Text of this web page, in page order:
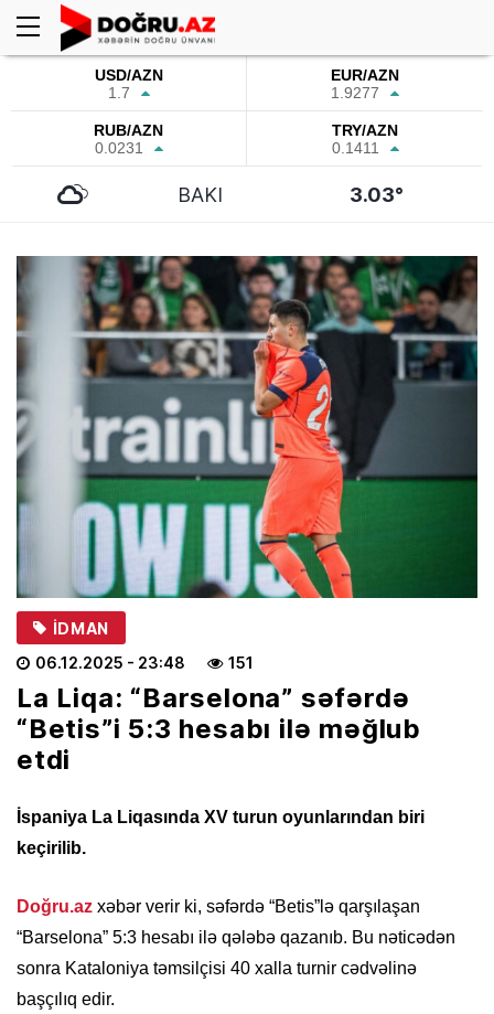
USD/AZN
1.7
EUR/AZN
1.9277
RUB/AZN
0.0231
TRY/AZN
0.1411
BAKI 3.03°
İDMAN
06.12.2025 - 23:48 151
La Liqa: “Barselona” səfərdə
“Betis”i 5:3 hesabı ilə məğlub
etdi
İspaniya La Liqasında XV turun oyunlarından biri
keçirilib.
Doğru.az xəbər verir ki, səfərdə “Betis”lə qarşılaşan
“Barselona” 5:3 hesabı ilə qələbə qazanıb. Bu nəticədən
sonra Kataloniya təmsilçisi 40 xalla turnir cədvəlinə
başçılıq edir.